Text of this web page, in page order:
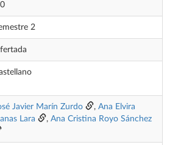
2
Javier Marín Zurdo , Ana Elvira
Lara
, Ana Cristina Royo Sánchez